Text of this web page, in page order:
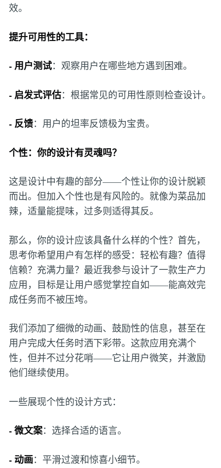
效。
提升可用性的工具：
- 用户测试：观察用户在哪些地方遇到困难。
- 启发式评估：根据常见的可用性原则检查设计。
- 反馈：用户的坦率反馈极为宝贵。
个性：你的设计有灵魂吗？
这是设计中有趣的部分——个性让你的设计脱颖
而出。但加入个性也是有风险的。就像为菜品加
辣，适量能提味，过多则适得其反。
那么，你的设计应该具备什么样的个性？首先，
思考你希望用户有怎样的感受：轻松有趣？值得
信赖？充满力量？最近我参与设计了一款生产力
应用，目标是让用户感觉掌控自如——能高效完
成任务而不被压垮。
我们添加了细微的动画、鼓励性的信息，甚至在
用户完成大任务时洒下彩带。这款应用充满个
性，但并不过分花哨——它让用户微笑，并激励
他们继续使用。
一些展现个性的设计方式：
- 微文案：选择合适的语言。
- 动画：平滑过渡和惊喜小细节。